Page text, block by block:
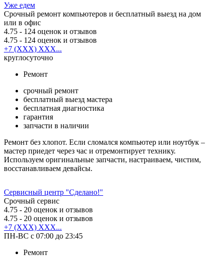
Уже едем
Срочный ремонт компьютеров и бесплатный выезд на дом
или в офис
4.75 - 124 оценок и отзывов
4.75 - 124 оценок и отзывов
+7 (XXX) XXX...
круглосуточно
Ремонт
срочный ремонт
бесплатный выезд мастера
бесплатная диагностика
гарантия
запчасти в наличии
Ремонт без хлопот. Если сломался компьютер или ноутбук –
мастер приедет через час и отремонтирует технику.
Используем оригинальные запчасти, настраиваем, чистим,
восстанавливаем девайсы.
Сервисный центр "Сделано!"
Срочный сервис
4.75 - 20 оценок и отзывов
4.75 - 20 оценок и отзывов
+7 (XXX) XXX...
ПН-ВС с 07:00 до 23:45
Ремонт